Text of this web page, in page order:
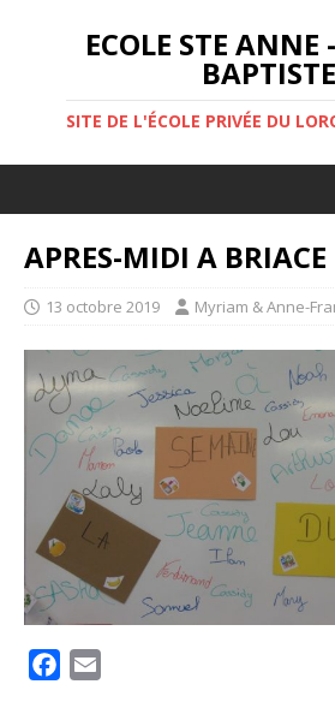
ECOLE STE ANNE
BAPTISTE
SITE DE L'ÉCOLE PRIVÉE DU
APRES-MIDI A BRIACE
13 octobre 2019 Myriam & Anne-